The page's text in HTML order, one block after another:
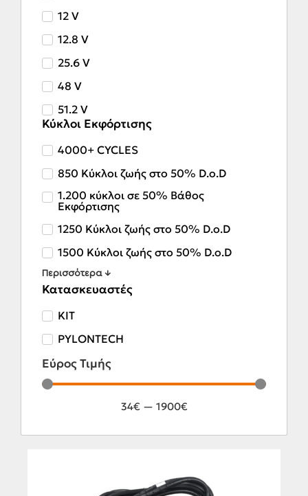
12 V
12.8 V
25.6 V
48 V
51.2 V
Κύκλοι Εκφόρτισης
4000+ CYCLES
850 Κύκλοι ζωής στο 50% D.o.D
1.200 κύκλοι σε 50% Βάθος
Εκφόρτισης
1250 Κύκλοι ζωής στο 50% D.o.D
1500 Κύκλοι ζωής στο 50% D.o.D
Περισσότερα ↓
Κατασκευαστές
KIT
PYLONTECH
Εύρος Τιμής
34€ — 1900€